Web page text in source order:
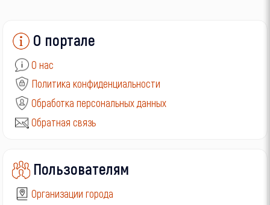
О портале
О нас
Политика конфиденциальности
Обработка персональных данных
Обратная связь
Пользователям
Организации города